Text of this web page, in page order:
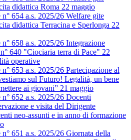
didattica Roma 22 maggio
654 a.s. 2025/26 Welfare gite
didattica Terracina e Sperlonga 22
658 a.s. 2025/26 Integrazione
640 "Ciociaria terra di Pace" 22
operative
653 a.s. 2025/26 Partecipazione al
sul Futuro! Legalità, un bene
ai giovani” 21 maggio
652 a.s. 2025/26 Docenti
e visita del Dirigente
neo-assunti e in anno di formazione
651 a.s. 2025/26 Giornata della